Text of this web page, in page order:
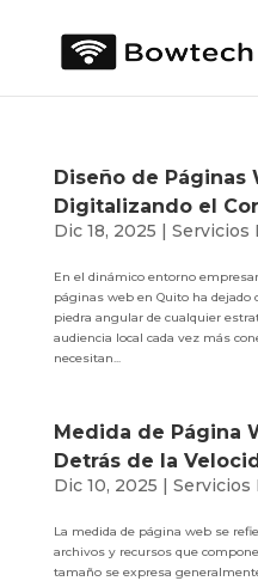
Diseño de Páginas
Digitalizando el
Dic 18, 2025 | Servicios
En el dinámico entorno
páginas web en Quito ha
piedra angular de cualquier
audiencia local cada vez más
necesitan...
Medida de Página
Detrás de la
Dic 10, 2025 | Servicios
La medida de página web se
archivos y recursos que
tamaño se expresa